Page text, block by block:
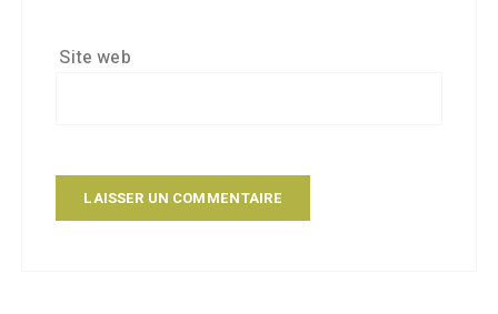
Site web